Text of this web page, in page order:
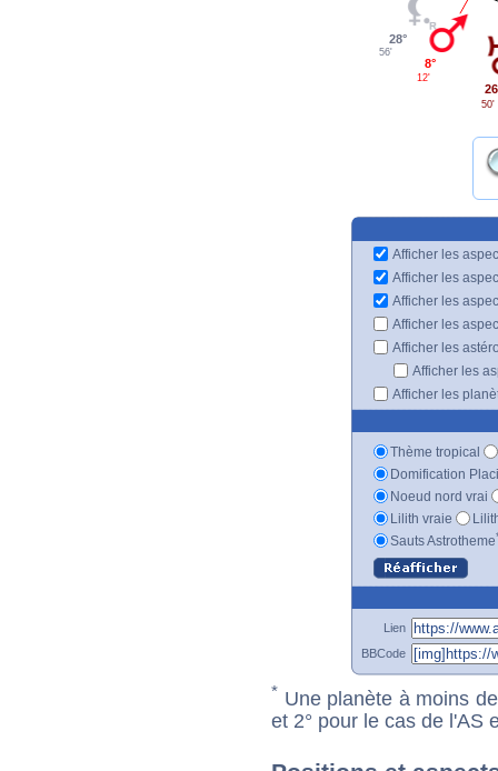
28°
56'
8°
12'
50'
Afficher les
Afficher les
Afficher les
Afficher les
Afficher les
Afficher les
Afficher les
Thème tropical
Domification
Noeud nord vrai
Lilith vraie
Sauts Astrotheme
Lien
BBCode
* Une planète à moins
et 2° pour le cas de l'AS